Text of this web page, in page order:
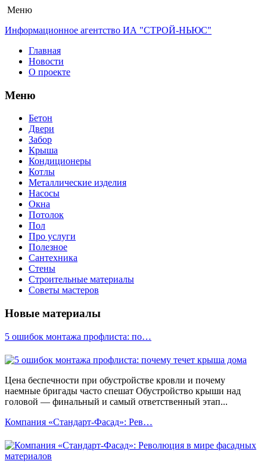
Меню
Информационное агентство ИА "СТРОЙ-НЬЮС"
Главная
Новости
О проекте
Меню
Бетон
Двери
Забор
Крыша
Кондиционеры
Котлы
Металлические изделия
Насосы
Окна
Потолок
Пол
Про услуги
Полезное
Сантехника
Стены
Строительные материалы
Советы мастеров
Новые материалы
5 ошибок монтажа профлиста: по…
Цена беспечности при обустройстве кровли и почему
наемные бригады часто спешат Обустройство крыши над
головой — финальный и самый ответственный этап...
Компания «Стандарт-Фасад»: Рев…